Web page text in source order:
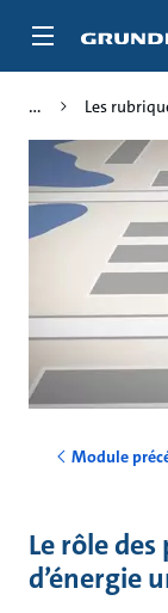
Les
Module
Le rôle
d’énergie